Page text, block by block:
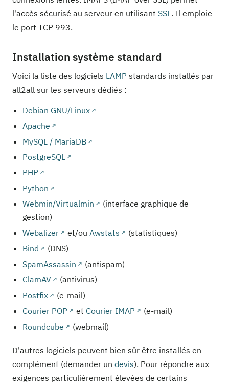
l'accès sécurisé au serveur en utilisant SSL. Il emploie
le port TCP 993.
Installation système standard
Voici la liste des logiciels LAMP standards installés par
all2all sur les serveurs dédiés :
Debian GNU/Linux
Apache
MySQL / MariaDB
PostgreSQL
PHP
Python
Webmin/Virtualmin
(interface graphique de
gestion)
Webalizer
et/ou Awstats
(statistiques)
Bind
(DNS)
SpamAssassin
(antispam)
ClamAV
(antivirus)
Postfix
(e-mail)
Courier POP
et Courier IMAP
(e-mail)
Roundcube
(webmail)
D'autres logiciels peuvent bien sûr être installés en
complément (demander un devis). Pour répondre aux
exigences particulièrement élevées de certains